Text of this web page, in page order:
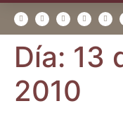
Día: 13
2010